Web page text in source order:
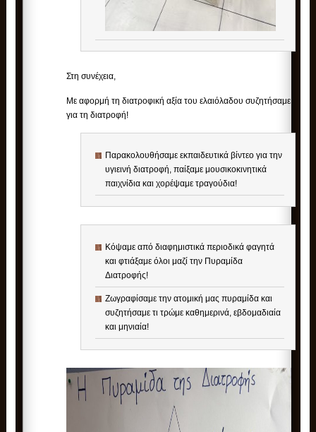
Στη συνέχεια,
Με αφορμή τη διατροφική αξία του ελαιόλαδου συζητήσαμε
για τη διατροφή!
Παρακολουθήσαμε εκπαιδευτικά βίντεο για την
υγιεινή διατροφή, παίξαμε μουσικοκινητικά
παιχνίδια και χορέψαμε τραγούδια!
Κόψαμε από διαφημιστικά περιοδικά φαγητά
και φτιάξαμε όλοι μαζί την Πυραμίδα
Διατροφής!
Ζωγραφίσαμε την ατομική μας πυραμίδα και
συζητήσαμε τι τρώμε καθημερινά, εβδομαδιαία
και μηνιαία!